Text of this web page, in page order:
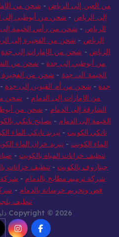
من العين إلى الرياض - شحن من
إلى الرياض - شحن من أبوظبي إلى
الرياض - شحن من رأس الخيمة إلى
الرياض - شحن من الفجيرة إلى
الرياض - شحن من الإمارات إلى جدة
من أبوظبي إلى جدة - شحن من
الخيمة الى جدة - شحن من الفجيرة
جدة - شحن من أم القيوين إلى جدة -
من الإمارات إلى الدمام - شحن
الشارقة إلى الدمام - شحن من
الخيمة إلى الدمام -تصليح تانكي
تانكي الكويت -تبريد تانكي الماء
الماء الكويت -تبريد خزان الماء
تنظيف خزانات المياه بالكويت -
جيتاروف بالكويت -تنظيف خزانات
شركة ترميم مطابخ بالدمام - شركة
قص وتخريم خرسانة بالدمام -
تنظيف
Copyright © 2026 دليل الخدمات الاخباري